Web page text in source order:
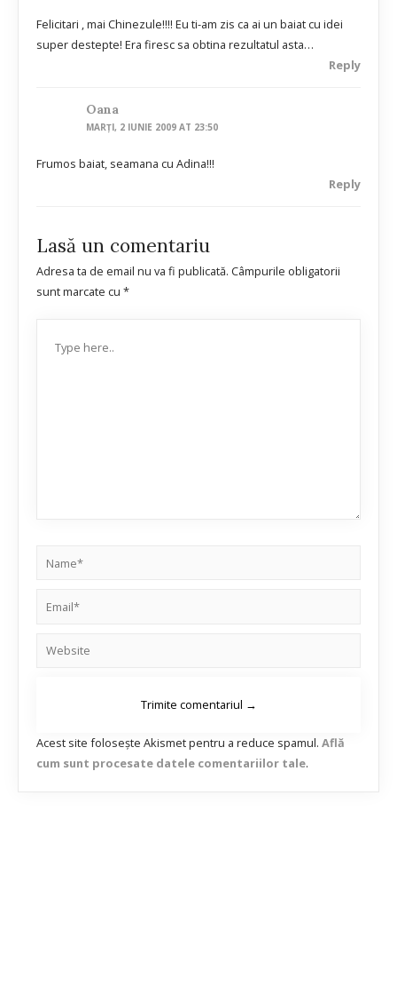
Felicitari , mai Chinezule!!!! Eu ti-am zis ca ai un baiat cu idei
super destepte! Era firesc sa obtina rezultatul asta…
Reply
Oana
MARȚI, 2 IUNIE 2009 AT 23:50
Frumos baiat, seamana cu Adina!!!
Reply
Lasă un comentariu
Adresa ta de email nu va fi publicată. Câmpurile obligatorii
sunt marcate cu *
Acest site folosește Akismet pentru a reduce spamul. Află
cum sunt procesate datele comentariilor tale.